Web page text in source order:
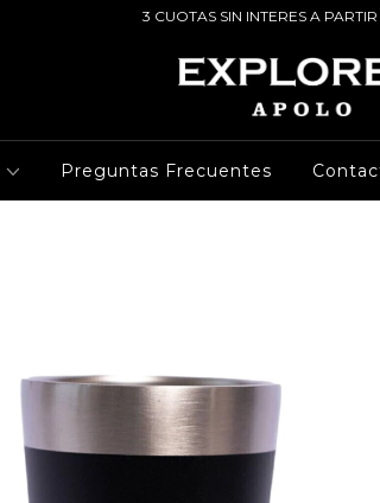
3 CUOTAS SIN INTERES A
Preguntas Frecuentes